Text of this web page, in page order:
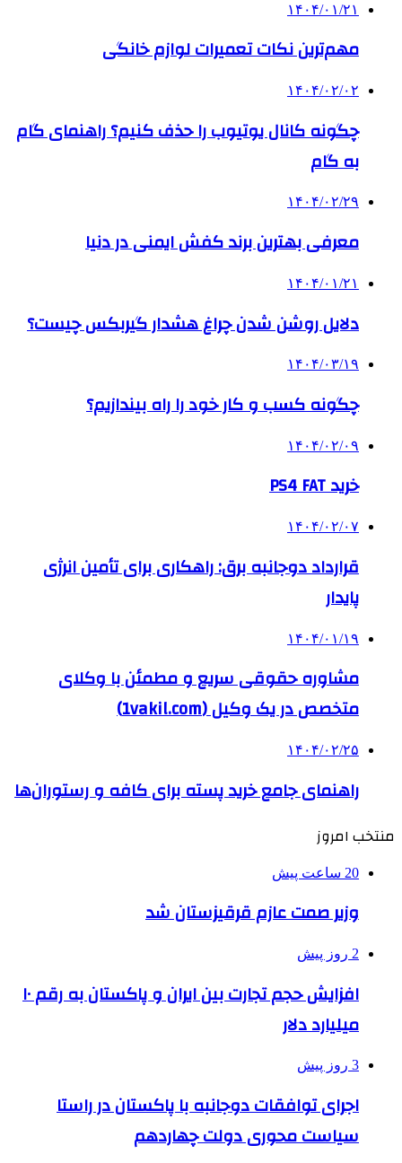
۱۴۰۴/۰۱/۲۱
مهم‌ترین نکات تعمیرات لوازم خانگی
۱۴۰۴/۰۲/۰۲
چگونه کانال یوتیوب را حذف کنیم؟ راهنمای گام
‌به‌ گام
۱۴۰۴/۰۲/۲۹
معرفی بهترین برند کفش ایمنی در دنیا
۱۴۰۴/۰۱/۲۱
دلایل روشن شدن چراغ هشدار گیربکس چیست؟
۱۴۰۴/۰۳/۱۹
چگونه کسب و کار خود را راه بیندازیم؟
۱۴۰۴/۰۲/۰۹
خرید PS4 FAT
۱۴۰۴/۰۲/۰۷
قرارداد دوجانبه برق: راهکاری برای تأمین انرژی
پایدار
۱۴۰۴/۰۱/۱۹
مشاوره حقوقی سریع و مطمئن با وکلای
متخصص در یک وکیل (1vakil.com)
۱۴۰۴/۰۲/۲۵
راهنمای جامع خرید پسته برای کافه و رستوران‌ها
منتخب امروز
20 ساعت پیش
وزیر صمت عازم قرقیزستان شد
2 روز پیش
افزایش حجم تجارت بین ایران و پاکستان به رقم ۱۰
میلیارد دلار
3 روز پیش
اجرای توافقات دوجانبه با پاکستان در راستا
سیاست محوری دولت چهاردهم